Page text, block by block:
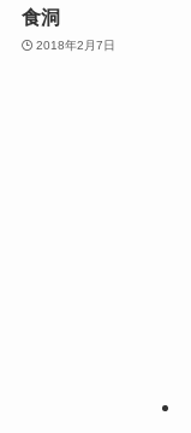
食洞
2018年2月7日